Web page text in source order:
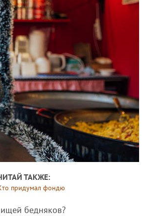
ТАКЖЕ:
придумал фондю
бедняков?